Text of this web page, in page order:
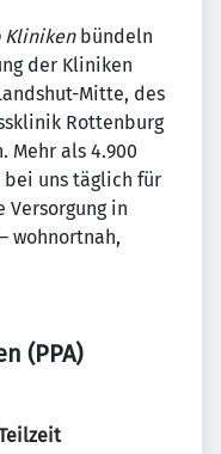
Kliniken bündeln
der Kliniken
Mitte, des
Rottenburg
Mehr als 4.900
uns täglich für
in
wohnortnah,
(PPA)